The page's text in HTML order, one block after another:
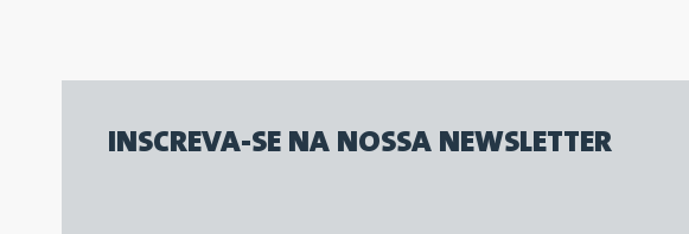
INSCREVA-SE NA NOSSA NEWSLETTER